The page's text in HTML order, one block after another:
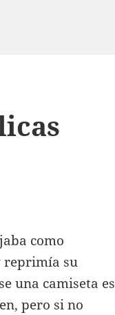
como
reprimía su
una camiseta es
pero si no